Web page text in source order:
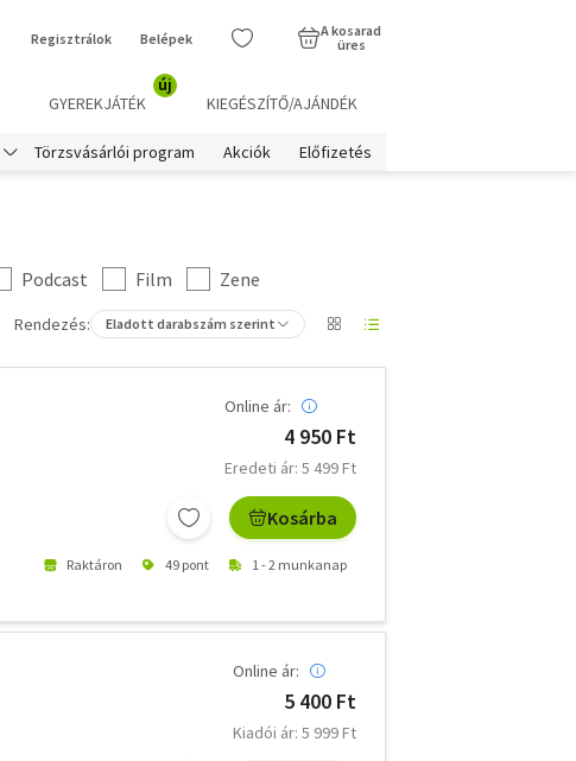
Regisztrálok Belépek
A kosarad
üres
GYEREKJÁTÉK
új
KIEGÉSZÍTŐ/AJÁNDÉK
Törzsvásárlói program Akciók Előfizetés
Podcast Film
Zene
Rendezés: Eladott darabszám szerint
Online ár:
4 950 Ft
Eredeti ár: 5 499 Ft
Kosárba
Raktáron 49 pont 1 - 2 munkanap
Online ár:
5 400 Ft
Kiadói ár: 5 999 Ft